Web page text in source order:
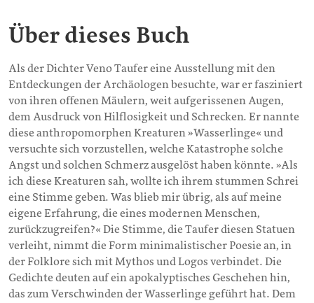
Über dieses Buch
Als der Dichter Veno Taufer eine Ausstellung mit den
Entdeckungen der Archäologen besuchte, war er fasziniert
von ihren offenen Mäulern, weit aufgerissenen Augen,
dem Ausdruck von Hilflosigkeit und Schrecken. Er nannte
diese anthropomorphen Kreaturen »Wasserlinge« und
versuchte sich vorzustellen, welche Katastrophe solche
Angst und solchen Schmerz ausgelöst haben könnte. »Als
ich diese Kreaturen sah, wollte ich ihrem stummen Schrei
eine Stimme geben. Was blieb mir übrig, als auf meine
eigene Erfahrung, die eines modernen Menschen,
zurückzugreifen?« Die Stimme, die Taufer diesen Statuen
verleiht, nimmt die Form minimalistischer Poesie an, in
der Folklore sich mit Mythos und Logos verbindet. Die
Gedichte deuten auf ein apokalyptisches Geschehen hin,
das zum Verschwinden der Wasserlinge geführt hat. Dem